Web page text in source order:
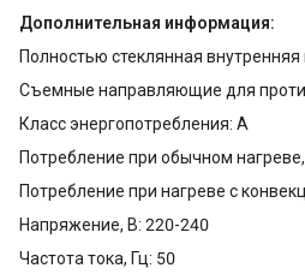
Дополнительная информация:
Полностью стеклянная
Съемные направляющие для
Класс энергопотребления: A
Потребление при обычном
Потребление при нагреве с
Напряжение, В: 220-240
Частота тока, Гц: 50